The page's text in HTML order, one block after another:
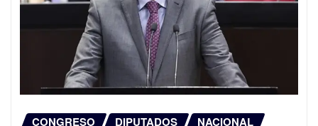
CONGRESO DIPUTADOS NACIONAL